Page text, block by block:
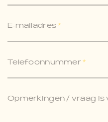
E-mailadres*
Telefoonnummer*
Opmerkingen / vraag